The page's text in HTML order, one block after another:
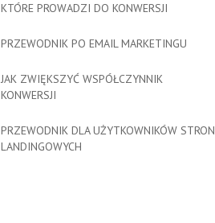
KTÓRE PROWADZI DO KONWERSJI
PRZEWODNIK PO EMAIL MARKETINGU
JAK ZWIĘKSZYĆ WSPÓŁCZYNNIK
KONWERSJI
PRZEWODNIK DLA UŻYTKOWNIKÓW STRON
LANDINGOWYCH